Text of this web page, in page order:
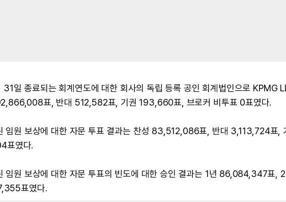
일 종료되는 회계연도에 대한 회사의 독립 등록 공인 회계법인으로 KPMG
표, 반대 512,582표, 기권 193,660표, 브로커 비투표 0표였다.
임원 보상에 대한 자문 투표 결과는 찬성 83,512,086표, 반대 3,113,724표,
표였다.
임원 보상에 대한 자문 투표의 빈도에 대한 승인 결과는 1년 86,084,347표,
표였다.